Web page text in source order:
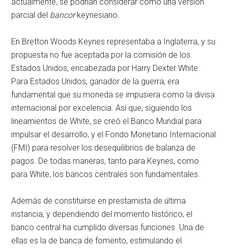
parcial del bancorkeynesiano.
En Bretton Woods Keynes representaba a Inglaterra, y su
propuesta no fue aceptada por la comisión de los
Estados Unidos, encabezada por Harry Dexter White.
Para Estados Unidos, ganador de la guerra, era
fundamental que su moneda se impusiera como la divisa
internacional por excelencia. Así que, siguiendo los
lineamientos de White, se creó el Banco Mundial para
impulsar el desarrollo, y el Fondo Monetario Internacional
(FMI) para resolver los desequilibrios de balanza de
pagos. De todas maneras, tanto para Keynes, como
para White, los bancos centrales son fundamentales.
Además de constituirse en prestamista de última
instancia, y dependiendo del momento histórico, el
banco central ha cumplido diversas funciones. Una de
ellas es la de banca de fomento, estimulando el